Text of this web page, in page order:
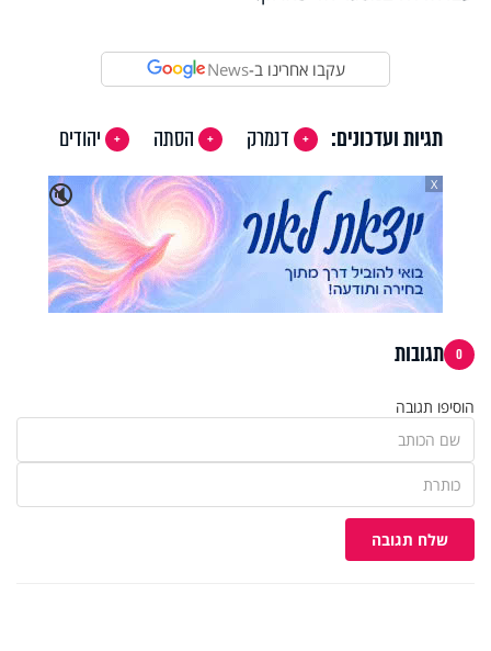
עקבו אחרינו ב-News
תגיות ועדכונים: דנמרק הסתה
יהודים
🔇
X
0 תגובות
הוסיפו תגובה
שלח תגובה